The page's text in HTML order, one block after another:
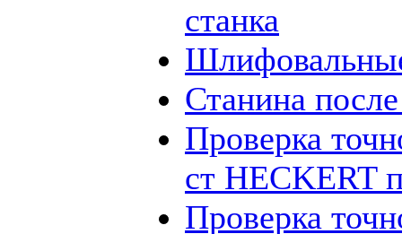
станка
Станина
Проверка
ст HECKERT
Проверка